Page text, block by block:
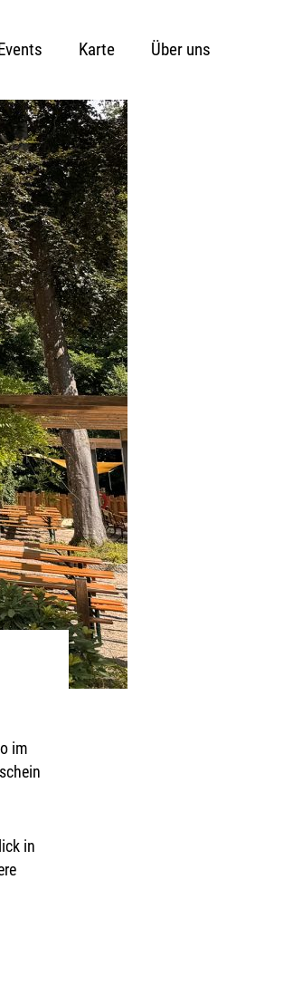
Karte Über uns
im
in